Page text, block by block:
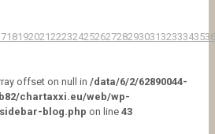
18192021222324252627282930313233343536
offset on null in /data/6/2/62890044-
chartaxxi.eu/web/wp-
blog.php on line 43